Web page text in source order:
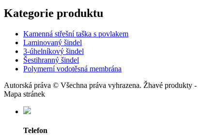
Kategorie produktu
Kamenná střešní taška s povlakem
Laminovaný šindel
3-úhelníkový šindel
Šestihranný šindel
Polymerní vodotěsná membrána
Autorská práva © Všechna práva vyhrazena. Žhavé produkty -
Mapa stránek
Telefon